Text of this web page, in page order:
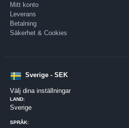
Mitt konto
Leverans
Betalning
Säkerhet & Cookies
Sverige - SEK
Välj dina inställningar
LAND:
Sverige
SPRÅK: